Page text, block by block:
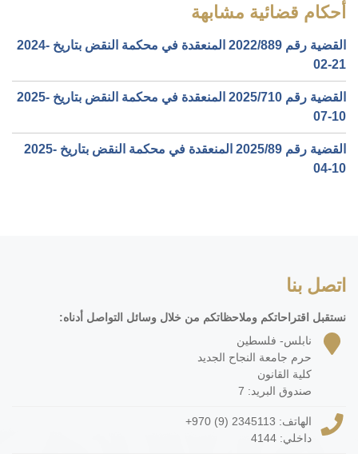
أحكام قضائية مشابهة
القضية رقم ‎889‏/‎2022‏ المنعقدة في محكمة النقض بتاريخ ‎2024-
02-21‏
القضية رقم ‎710‏/‎2025‏ المنعقدة في محكمة النقض بتاريخ ‎2025-
07-10‏
القضية رقم ‎89‏/‎2025‏ المنعقدة في محكمة النقض بتاريخ ‎2025-
04-10‏
اتصل بنا
نستقبل اقتراحاتكم وملاحظاتكم من خلال وسائل التواصل أدناه:
نابلس- فلسطين
حرم جامعة النجاح الجديد
كلية القانون
صندوق البريد: 7
الهاتف: +970 (9) 2345113
داخلي: 4144